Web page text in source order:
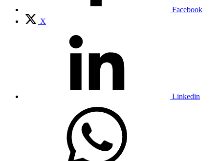
Facebook
X
Linkedin